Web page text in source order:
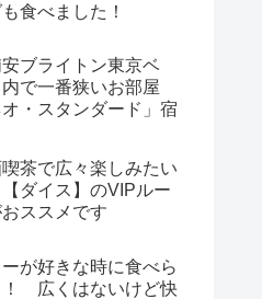
食べました！
安ブライトン東京ベ
で一番狭いお部屋
オ・スタンダード」宿
茶で広々楽しみたい
ダイス】のVIPルー
おススメです
ーが好きな時に食べら
！ 広くはないけど快